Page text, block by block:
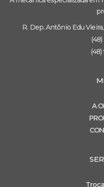
R. Dep. Antônio Edu
(48)
A